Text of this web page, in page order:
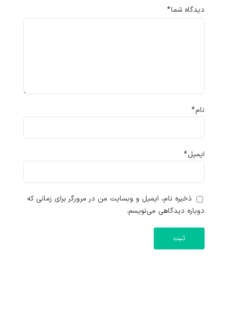
دیدگاه شما*
نام*
ایمیل*
ذخیره نام، ایمیل و وبسایت من در مرورگر برای زمانی که
دوباره دیدگاهی می‌نویسم.